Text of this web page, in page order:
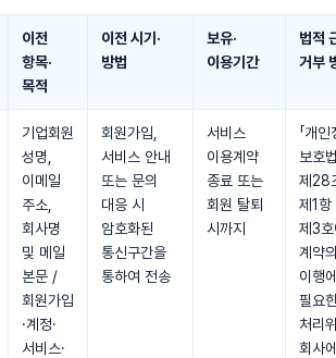
이전
항목·
목적
이전 시기·
방법
보유·
이용기간
법적
거부
기업회원
성명,
이메일
주소,
회사명
및 메일
본문 /
회원가입
·계정·
서비스·
회원가입,
서비스 안내
또는 문의
대응 시
암호화된
통신구간을
통하여 전송
서비스
이용계약
종료 또는
회원 탈퇴
시까지
「개
보호법
제28
제1항
제3
계약
이행
필요
처리
회사